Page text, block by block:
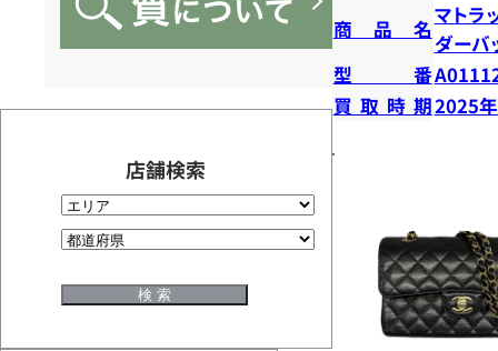
店舗検索
商品名
マトラ
ダーバ
型番
買取時期2025